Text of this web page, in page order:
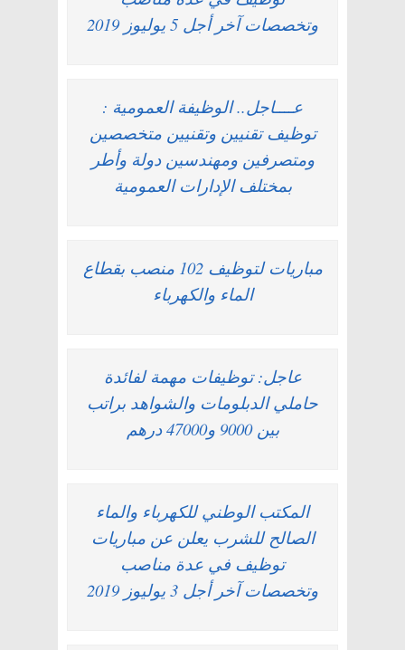
وتخصصات آخر أجل 5 يوليوز 2019
عــــاجل.. الوظيفة العمومية :
توظيف تقنيين وتقنيين متخصصين
ومتصرفين ومهندسين دولة وأطر
بمختلف الإدارات العمومية
مباريات لتوظيف 102 منصب بقطاع
الماء والكهرباء
عاجل: توظيفات مهمة لفائدة
حاملي الدبلومات والشواهد براتب
بين 9000 و47000 درهم
المكتب الوطني للكهرباء والماء
الصالح للشرب يعلن عن مباريات
توظيف في عدة مناصب
وتخصصات آخر أجل 3 يوليوز 2019